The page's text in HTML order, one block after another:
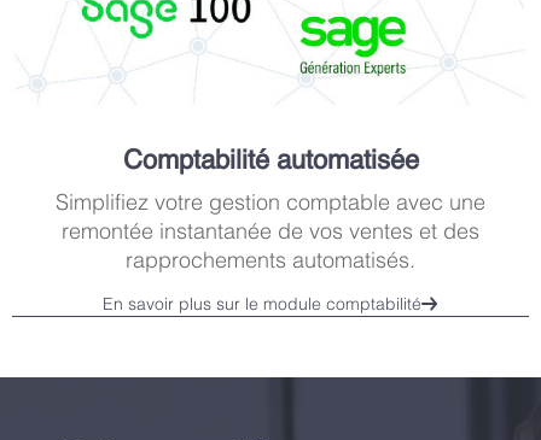
Comptabilité automatisée
Simplifiez votre gestion comptable avec une
remontée instantanée de vos ventes et des
rapprochements automatisés.
En savoir plus sur le module comptabilité